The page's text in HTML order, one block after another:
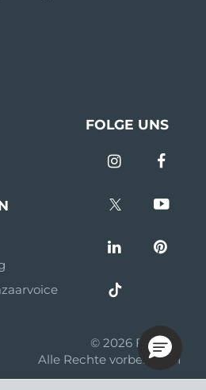
FOLGE UNS
© 2026 FOREO
Alle Rechte vorbehalten